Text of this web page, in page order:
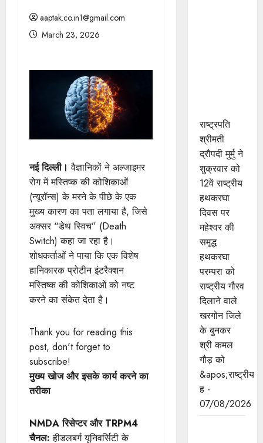
aaptak.co.in1@gmail.com
March 23, 2026
नई दिल्ली।वैज्ञानिकों ने अल्जाइमर
रोग में मस्तिष्क की कोशिकाओं
(न्यूरॉन्स) के मरने के पीछे के एक
मुख्य कारण का पता लगाया है, जिसे
अक्सर “डेथ स्विच” (Death
Switch) कहा जा रहा है।
शोधकर्ताओं ने पाया कि एक विशेष
हानिकारक प्रोटीन इंटरैक्शन
मस्तिष्क की कोशिकाओं को नष्ट
करने का संकेत देता है।
Thank you for reading this
post, don't forget to
subscribe!
मुख्य खोज और इसके कार्य करने का
तरीका
NMDA रिसेप्टर और TRPM4
चैनल:हीडलबर्ग यूनिवर्सिटी के
राष्ट्रपति
श्रीमती
द्रौपदी मुर्मु ने
शुक्रवार को
12वें राष्ट्रीय
हथकरघा
दिवस पर
महेश्वर की
समृद्ध
हथकरघा
परम्परा को
राष्ट्रीय गौरव
दिलाने वाले
खरगोन जिले
के बुनकर
श्री कमल
गौड़ को
&apos;राष्ट्रीय
ह -
07/08/2026